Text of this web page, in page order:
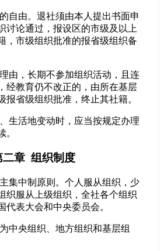
自由。退社须由本人提出书面申
讨论通过，报设区的市级及以上
，市级组织批准的报省级组织备
由，长期不参加组织活动，且连
经教育仍不改正的，由所在基层
报省级组织批准，终止其社籍。
生活地变动时，应当按规定办理
。
二章 组织制度
集中制原则。个人服从组织，少
织服从上级组织，全社各个组织
代表大会和中央委员会。
中央组织、地方组织和基层组